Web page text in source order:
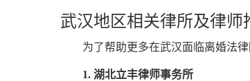
武汉地区相关律所及律师
为了帮助更多在武汉面临离婚法
1. 湖北立丰律师事务所